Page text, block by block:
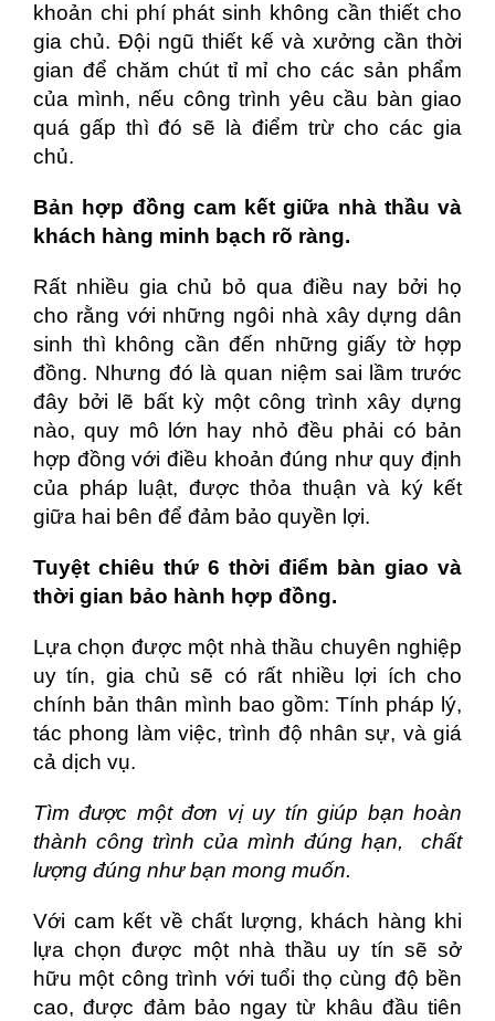
khoản chi phí phát sinh không cần thiết cho
gia chủ. Đội ngũ thiết kế và xưởng cần thời
gian để chăm chút tỉ mỉ cho các sản phẩm
của mình, nếu công trình yêu cầu bàn giao
quá gấp thì đó sẽ là điểm trừ cho các gia
chủ.
Bản hợp đồng cam kết giữa nhà thầu và
khách hàng minh bạch rõ ràng.
Rất nhiều gia chủ bỏ qua điều nay bởi họ
cho rằng với những ngôi nhà xây dựng dân
sinh thì không cần đến những giấy tờ hợp
đồng. Nhưng đó là quan niệm sai lầm trước
đây bởi lẽ bất kỳ một công trình xây dựng
nào, quy mô lớn hay nhỏ đều phải có bản
hợp đồng với điều khoản đúng như quy định
của pháp luật, được thỏa thuận và ký kết
giữa hai bên để đảm bảo quyền lợi.
Tuyệt chiêu thứ 6 thời điểm bàn giao và
thời gian bảo hành hợp đồng.
Lựa chọn được một nhà thầu chuyên nghiệp
uy tín, gia chủ sẽ có rất nhiều lợi ích cho
chính bản thân mình bao gồm: Tính pháp lý,
tác phong làm việc, trình độ nhân sự, và giá
cả dịch vụ.
Tìm được một đơn vị uy tín giúp bạn hoàn
thành công trình của mình đúng hạn,
chất
lượng đúng như bạn mong muốn.
Với cam kết về chất lượng, khách hàng khi
lựa chọn được một nhà thầu uy tín sẽ sở
hữu một công trình với tuổi thọ cùng độ bền
cao, được đảm bảo ngay từ khâu đầu tiên